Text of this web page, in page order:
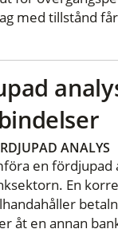
med tillstånd
ANALYS
en fördjupad
En
åt en annan